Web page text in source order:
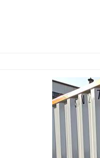
铝艺门.围栏